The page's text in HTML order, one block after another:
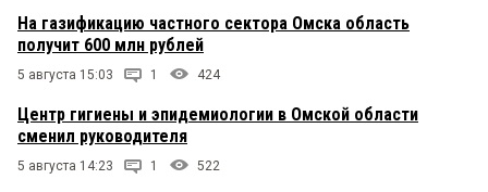
На газификацию частного сектора Омска область
получит 600 млн рублей
5 августа 15:03 1 424
Центр гигиены и эпидемиологии в Омской области
сменил руководителя
5 августа 14:23 1 522